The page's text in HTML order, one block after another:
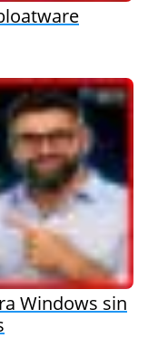
Windows sin